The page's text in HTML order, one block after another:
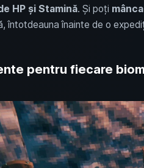
HP și Stamină. Și poți
întotdeauna înainte de o
pentru fiecare